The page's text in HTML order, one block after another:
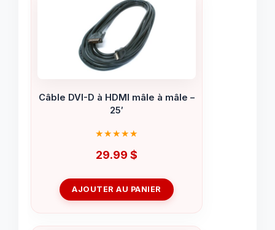
Câble DVI-D à HDMI mâle à mâle –
25′
29.99 $
AJOUTER AU PANIER